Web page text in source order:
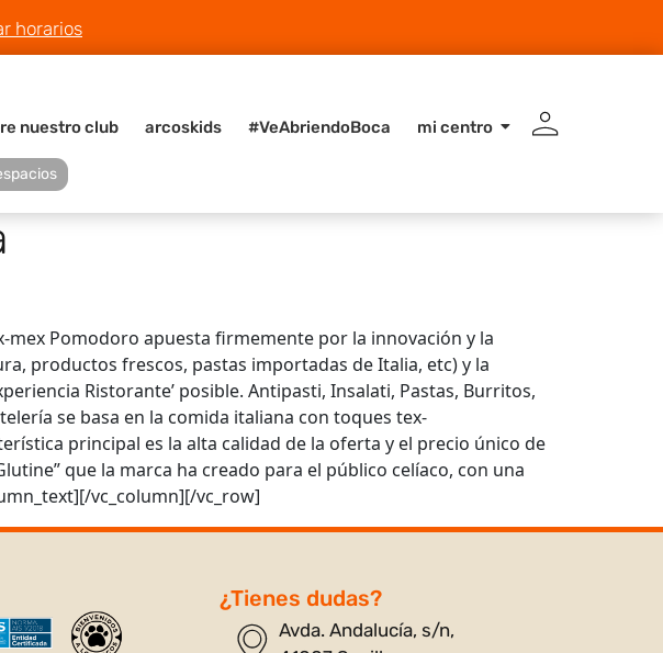
horarios
nuestro club arcoskids #VeAbriendoBoca mi centro
Pomodoro apuesta firmemente por la innovación y la
productos frescos, pastas importadas de Italia, etc) y la
Ristorante’ posible. Antipasti, Insalati, Pastas, Burritos,
se basa en la comida italiana con toques tex-
principal es la alta calidad de la oferta y el precio único de
que la marca ha creado para el público celíaco, con una
vc_column][/vc_row]
¿Tienes dudas?
Avda. Andalucía, s/n,